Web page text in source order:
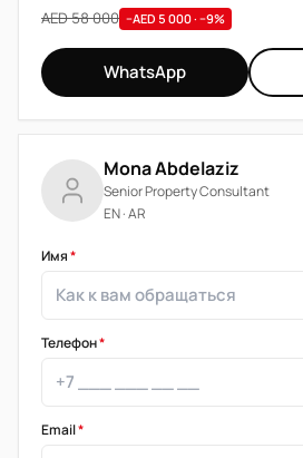
AED 58 000 −AED 5 000 · −9%
WhatsApp
Mona Abdelaziz
Senior Property Consultant
EN · AR
Имя*
Телефон*
Email*